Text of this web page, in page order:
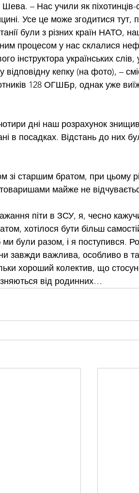
– Нас учили як піхотинців-
Усе це може згодитися тут,
були з різних країн НАТО,
процесом у нас склалися
інструктора українських слів,
кепку (на фото), –
128 ОГШБр, однак уже
дні наш розрахунок
в посадках. Відстань до них
старшим братом, при цьому
майже не
піти в ЗСУ, я, чесно
хотілося бути більш
були разом, і я поступився.
завжди важлива, особливо в
хороший колектив, що
від родинних…